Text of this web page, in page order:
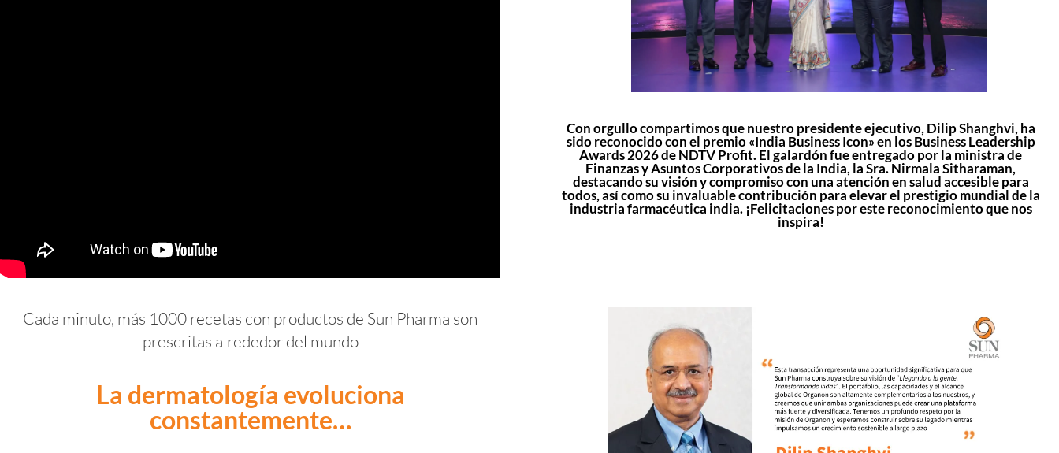
Cada minuto, más 1000 recetas con productos de Sun Pharma son
prescritas alrededor del mundo
La dermatología evoluciona
constantemente…
Con orgullo compartimos que nuestro presidente ejecutivo, Dilip Shanghvi, ha
sido reconocido con el premio «India Business Icon» en los Business Leadership
Awards 2026 de NDTV Profit. El galardón fue entregado por la ministra de
Finanzas y Asuntos Corporativos de la India, la Sra. Nirmala Sitharaman,
destacando su visión y compromiso con una atención en salud accesible para
todos, así como su invaluable contribución para elevar el prestigio mundial de la
industria farmacéutica india. ¡Felicitaciones por este reconocimiento que nos
inspira!